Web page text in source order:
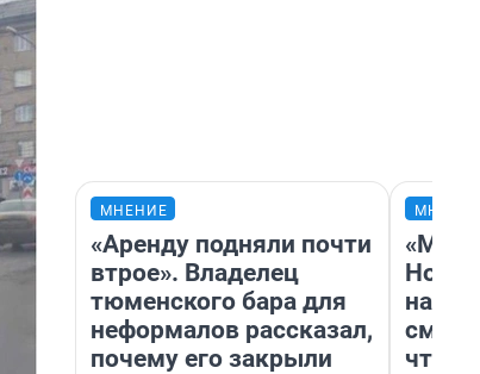
МНЕНИЕ
«Аренду подняли почти
втрое». Владелец
тюменского бара для
неформалов рассказал,
почему его закрыли
«Мы